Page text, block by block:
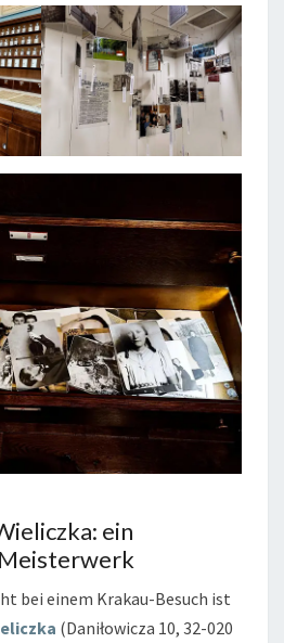
ein
bei einem Krakau-Besuch ist
(Daniłowicza 10, 32-020